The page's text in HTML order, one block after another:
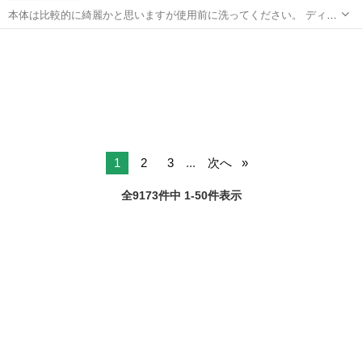
本体は比較的に綺麗かと思いますが使用前に洗ってください。 ディズ
ニーのウィニー・ザ・プーのデザインが施された3Lの広口ウォーター
1 2 3 ... 次へ
全9173件中 1-50件表示